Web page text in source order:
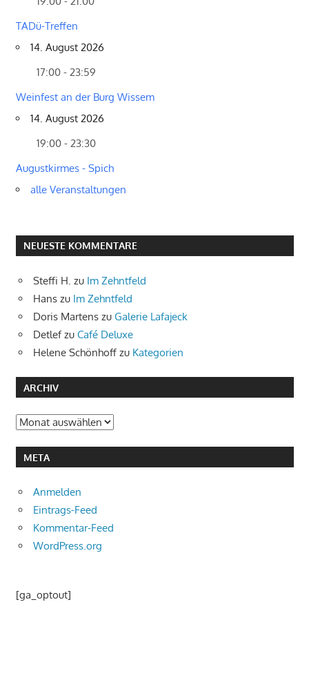
TADü-Treffen
14. August 2026
17:00 - 23:59
Weinfest an der Burg Wissem
14. August 2026
19:00 - 23:30
Augustkirmes - Spich
alle Veranstaltungen
NEUESTE KOMMENTARE
Steffi H. zu Im Zehntfeld
Hans zu Im Zehntfeld
Doris Martens zu Galerie Lafajeck
Detlefzu Café Deluxe
Helene Schönhoff zu Kategorien
ARCHIV
Archiv
META
Anmelden
Eintrags-Feed
Kommentar-Feed
WordPress.org
[ga_optout]